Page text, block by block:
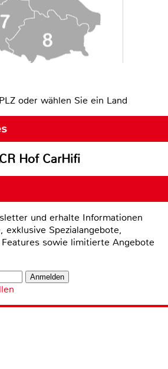
oder wählen Sie ein Land
Hof CarHifi
und erhalte Informationen
exklusive Spezialangebote,
sowie limitierte Angebote